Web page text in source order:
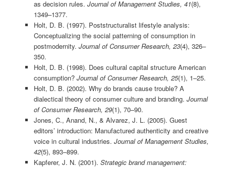
as decision rules. Journal of Management Studies, 41(8),
1349–1377.
Holt, D. B. (1997). Poststructuralist lifestyle analysis:
Conceptualizing the social patterning of consumption in
postmodernity. Journal of Consumer Research, 23(4), 326–
350.
Holt, D. B. (1998). Does cultural capital structure American
consumption? Journal of Consumer Research, 25(1), 1–25.
Holt, D. B. (2002). Why do brands cause trouble? A
dialectical theory of consumer culture and branding. Journal
of Consumer Research, 29(1), 70–90.
Jones, C., Anand, N., & Alvarez, J. L. (2005). Guest
editors’ introduction: Manufactured authenticity and creative
voice in cultural industries. Journal of Management Studies,
42(5), 893–899.
Kapferer, J. N. (2001). Strategic brand management: